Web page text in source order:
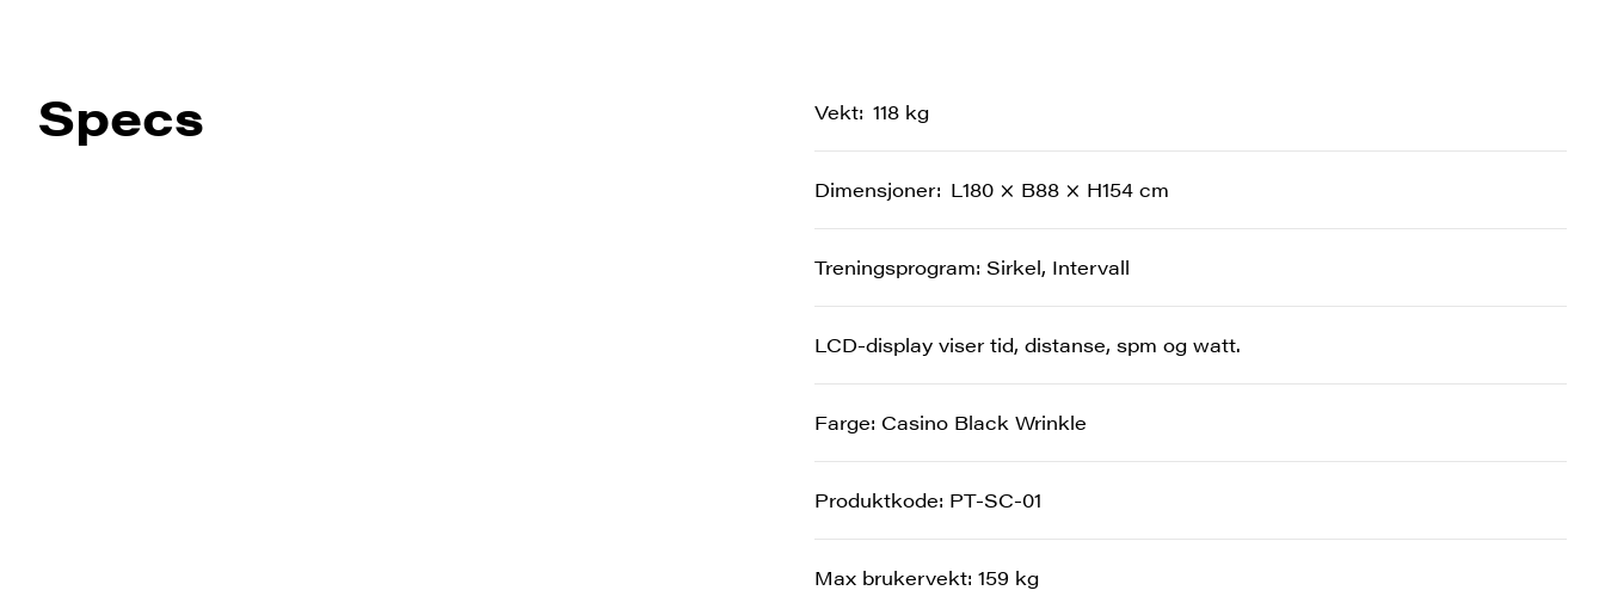
Specs Vekt 118 kg
Dimensjoner L180 × B88 × H154 cm
Treningsprogram: Sirkel, Intervall
LCD-display viser tid, distanse, spm og watt.
Farge: Casino Black Wrinkle
Produktkode: PT-SC-01
Max brukervekt: 159 kg